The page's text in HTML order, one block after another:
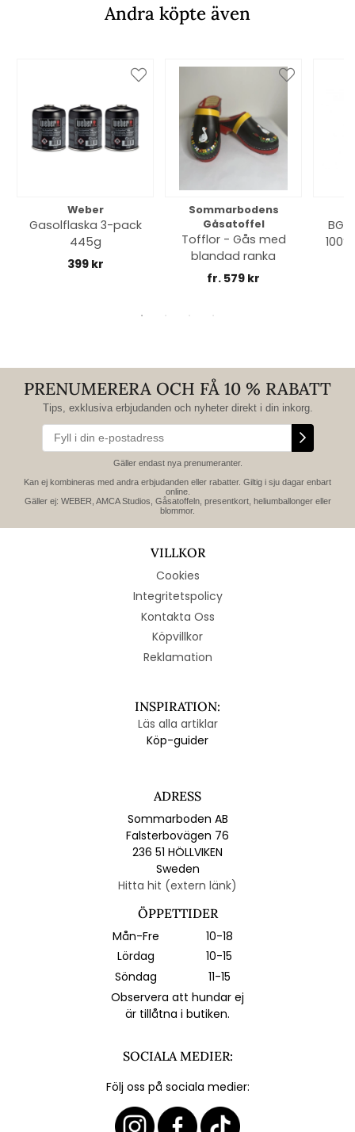
Andra köpte även
Weber
Gasolflaska 3-pack
445g
399 kr
Sommarbodens
Gåsatoffel
Tofflor - Gås med
blandad ranka
fr. 579 kr
PRENUMERERA OCH FÅ 10 % RABATT
Tips, exklusiva erbjudanden och nyheter direkt i din inkorg.
Gäller endast nya prenumeranter.
Kan ej kombineras med andra erbjudanden eller rabatter. Giltig i sju dagar enbart
online.
Gäller ej: WEBER, AMCA Studios, Gåsatoffeln, presentkort, heliumballonger eller
blommor.
VILLKOR
Cookies
Integritetspolicy
Kontakta Oss
Köpvillkor
Reklamation
INSPIRATION:
Läs alla artiklar
Köp-guider
ADRESS
Sommarboden AB
Falsterbovägen 76
236 51 HÖLLVIKEN
Sweden
Hitta hit (extern länk)
ÖPPETTIDER
Mån-Fre
10-18
Lördag
10-15
Söndag
11-15
Observera att hundar ej
är tillåtna i butiken.
SOCIALA MEDIER:
Följ oss på sociala medier: